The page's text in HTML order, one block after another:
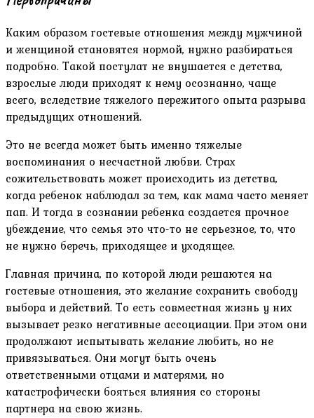
Каким образом гостевые отношения между мужчиной
и женщиной становятся нормой, нужно разбираться
подробно. Такой постулат не внушается с детства,
взрослые люди приходят к нему осознанно, чаще
всего, вследствие тяжелого пережитого опыта разрыва
предыдущих отношений.
Это не всегда может быть именно тяжелые
воспоминания о несчастной любви. Страх
сожительствовать может происходить из детства,
когда ребенок наблюдал за тем, как мама часто меняет
пап. И тогда в сознании ребенка создается прочное
убеждение, что семья это что-то не серьезное, то, что
не нужно беречь, приходящее и уходящее.
Главная причина, по которой люди решаются на
гостевые отношения, это желание сохранить свободу
выбора и действий. То есть совместная жизнь у них
вызывает резко негативные ассоциации. При этом они
продолжают испытывать желание любить, но не
привязываться. Они могут быть очень
ответственными отцами и матерями, но
катастрофически бояться влияния со стороны
партнера на свою жизнь.